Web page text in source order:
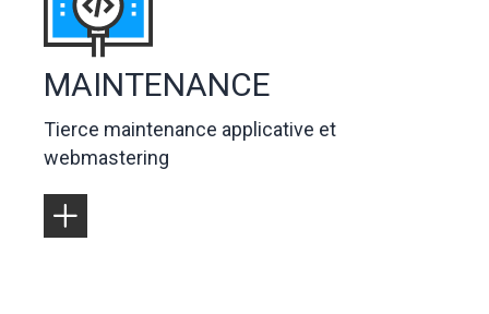
MAINTENANCE
Tierce maintenance applicative et
webmastering